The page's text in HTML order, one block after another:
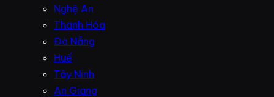
Nghệ An
Thanh Hóa
Đà Nẵng
Huế
Tây Ninh
An Giang